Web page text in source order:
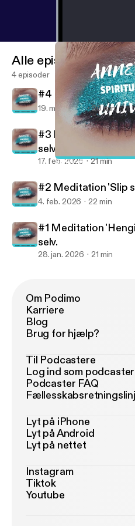
#4 Meditation 'Åbn din
Alle episoder
4 episoder
#4 Meditation 'Åbn
19. mar. 2026 20 min
#3 Meditation 'Slip
selv'
17. feb. 2026 21 min
#2 Meditation 'Slip
4. feb. 2026 22 min
#1 Meditation
selv.
28. jan. 2026 21 min
Om Podimo
Karriere
Blog
Brug for hjælp?
Til Podcastere
Log ind som podcaster
Podcaster FAQ
Lyt på iPhone
Lyt på Android
Lyt på nettet
Instagram
Tiktok
Youtube